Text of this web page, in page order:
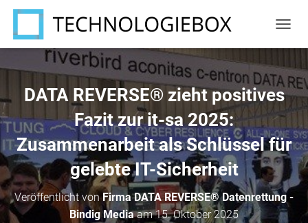
A
G
A
I
O
N
M
S
C
H
DATA REVERSE® zieht positives
Fazit zur it-sa 2025:
Zusammenarbeit als Schlüssel für
gelebte IT-Sicherheit
Veröffentlicht vonFirma DATA REVERSE® Datenrettung -
Bindig Mediaam15. Oktober 2025